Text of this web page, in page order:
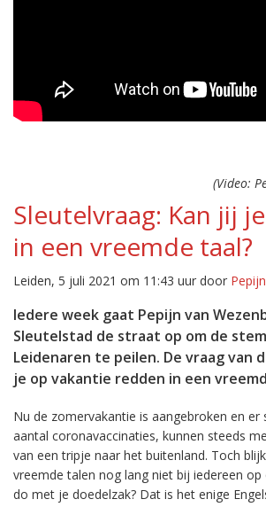
(Video:
Sleutelvraag: Kan jij
in een vreemde taal?
Leiden, 5 juli 2021 om 11:43 uur door
Iedere week gaat Pepijn van
Sleutelstad de straat op om de
Leidenaren te peilen. De vraag van
je op vakantie redden in een
Nu de zomervakantie is aangebroken en
aantal coronavaccinaties, kunnen steeds
van een tripje naar het buitenland. Toch
vreemde talen nog lang niet bij iedereen op
do met je doedelzak? Dat is het enige